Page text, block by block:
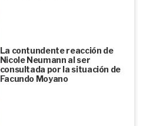
La contundente reacción de
Nicole Neumann al ser
consultada por la situación de
Facundo Moyano